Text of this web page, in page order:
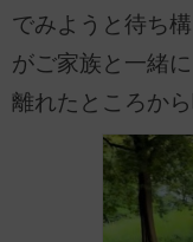
でみようと待ち
がご家族と一緒
離れたところか